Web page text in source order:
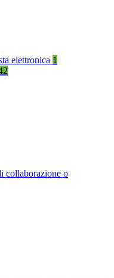
elettronica 1
collaborazione o